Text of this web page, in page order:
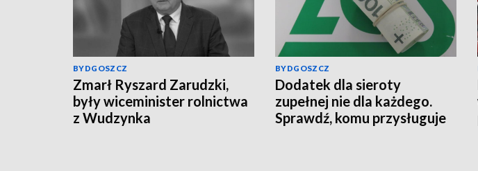
BYDGOSZCZ
Zmarł Ryszard Zarudzki,
były wiceminister rolnictwa
z Wudzynka
BYDGOSZCZ
Dodatek dla sieroty
zupełnej nie dla każdego.
Sprawdź, komu przysługuje